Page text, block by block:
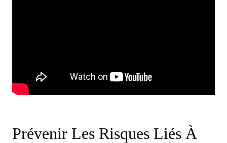
Prévenir Les Risques Liés À